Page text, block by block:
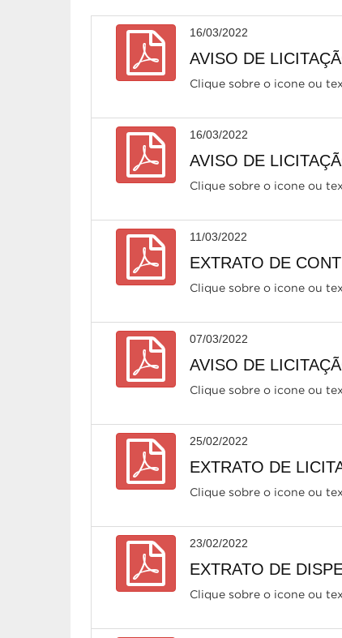
16/03/2022
AVISO DE
Clique sobre o icone ou
16/03/2022
AVISO DE
Clique sobre o icone ou
11/03/2022
EXTRATO DE
Clique sobre o icone ou
07/03/2022
AVISO DE
Clique sobre o icone ou
25/02/2022
EXTRATO DE
Clique sobre o icone ou
23/02/2022
EXTRATO DE
Clique sobre o icone ou